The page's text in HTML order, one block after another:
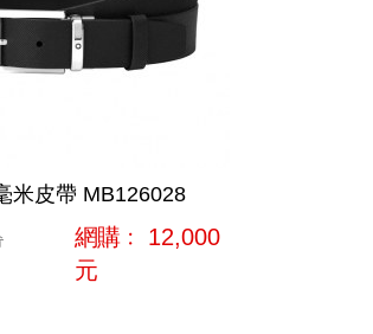
米皮帶 MB126028
網購﹕ 12,000
元